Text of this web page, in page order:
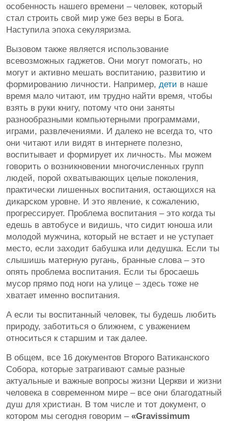
особенность нашего времени – человек, который
стал строить свой мир уже без веры в Бога.
Наступила эпоха секуляризма.
Вызовом также является использование
всевозможных гаджетов. Они могут помогать, но
могут и активно мешать воспитанию, развитию и
формированию личности. Например, дети в наше
время мало читают, им трудно найти время, чтобы
взять в руки книгу, потому что они заняты
разнообразными компьютерными программами,
играми, развлечениями. И далеко не всегда то, что
они читают или видят в интернете полезно,
воспитывает и формирует их личность. Мы можем
говорить о возникновении многочисленных групп
людей, порой охватывающих целые поколения,
практически лишенных воспитания, остающихся на
дикарском уровне. И это явление, к сожалению,
прогрессирует. Проблема воспитания – это когда ты
едешь в автобусе и видишь, что сидит юноша или
молодой мужчина, который не встает и не уступает
место, если заходит бабушка или дедушка. Если ты
слышишь матерную ругань, бранные слова – это
опять проблема воспитания. Если ты бросаешь
мусор прямо под ноги на улице – здесь тоже не
хватает именно воспитания.
А если ты воспитанный человек, ты будешь любить
природу, заботиться о ближнем, с уважением
относиться к старшим и так далее.
В общем, все 16 документов Второго Ватиканского
Собора, которые затрагивают самые разные
актуальные и важные вопросы жизни Церкви и жизни
человека в современном мире – все они благодатный
душ для христиан. В том числе и тот документ, о
котором мы сегодня говорим – «Gravissimum